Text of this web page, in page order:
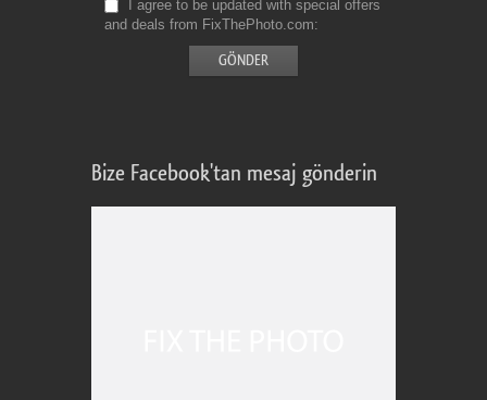
I agree to be updated with special offers
and deals from FixThePhoto.com
Bize Facebook'tan mesaj gönderin